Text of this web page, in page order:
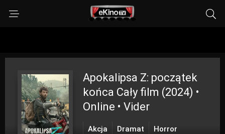
Apokalipsa Z: początek
końca Cały film (2024) •
Online • Vider
Akcja Dramat Horror